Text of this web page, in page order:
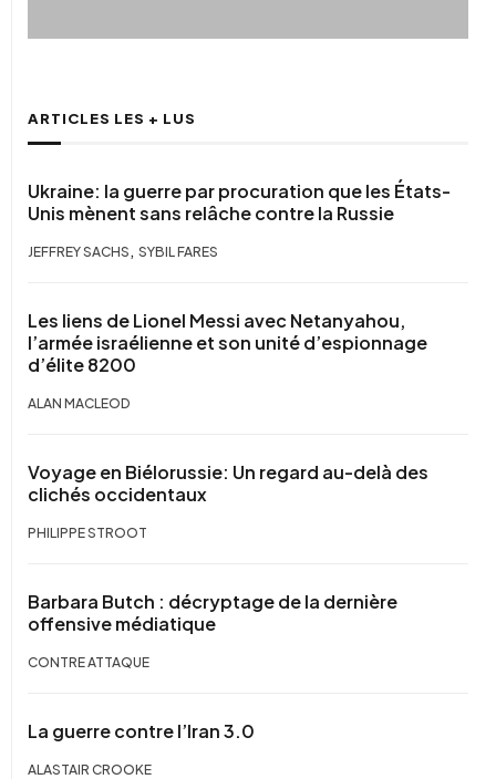
ARTICLES LES + LUS
Ukraine: la guerre par procuration que les États-
Unis mènent sans relâche contre la Russie
JEFFREY SACHS , SYBIL FARES
Les liens de Lionel Messi avec Netanyahou,
l’armée israélienne et son unité d’espionnage
d’élite 8200
ALAN MACLEOD
Voyage en Biélorussie: Un regard au-delà des
clichés occidentaux
PHILIPPE STROOT
Barbara Butch : décryptage de la dernière
offensive médiatique
CONTRE ATTAQUE
La guerre contre l’Iran 3.0
ALASTAIR CROOKE